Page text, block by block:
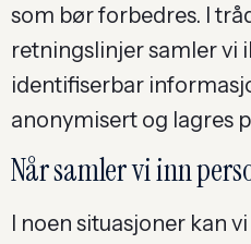
som bør forbedres. I
retningslinjer samler vi
identifiserbar
anonymisert og lagres
Når samler vi inn
I noen situasjoner kan